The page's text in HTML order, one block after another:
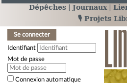
Dépêches Journaux
🎙️ Projets
Se connecter
Identifiant
Mot de passe
Connexion automatique